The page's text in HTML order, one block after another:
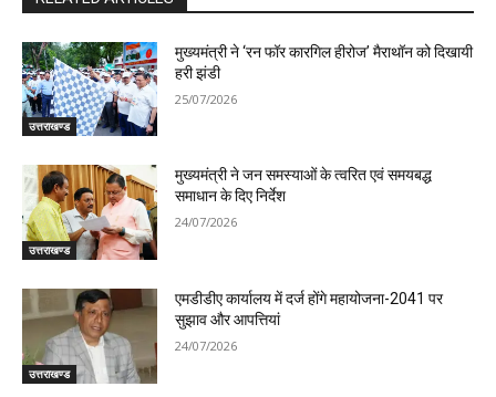
उत्तराखण्ड
मुख्यमंत्री ने ‘रन फॉर कारगिल हीरोज’ मैराथॉन को दिखायी
हरी झंडी
25/07/2026
उत्तराखण्ड
मुख्यमंत्री ने जन समस्याओं के त्वरित एवं समयबद्ध
समाधान के दिए निर्देश
24/07/2026
उत्तराखण्ड
एमडीडीए कार्यालय में दर्ज होंगे महायोजना-2041 पर
सुझाव और आपत्तियां
24/07/2026